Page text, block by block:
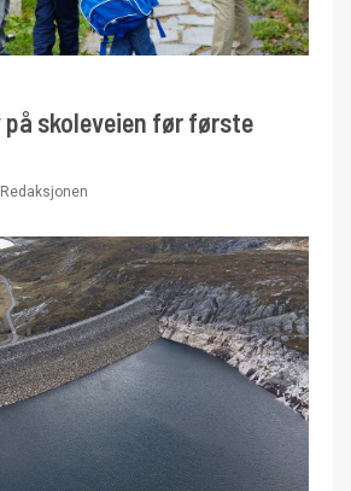
på skoleveien før første
Redaksjonen